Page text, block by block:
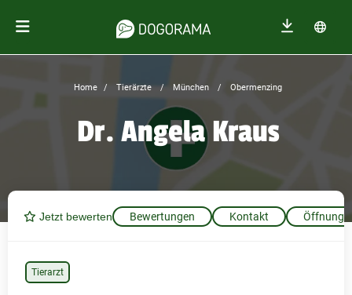
Home Tierärzte München Obermenzing
Dr. Angela Kraus
Jetzt bewerten Bewertungen Kontakt
Tierarzt